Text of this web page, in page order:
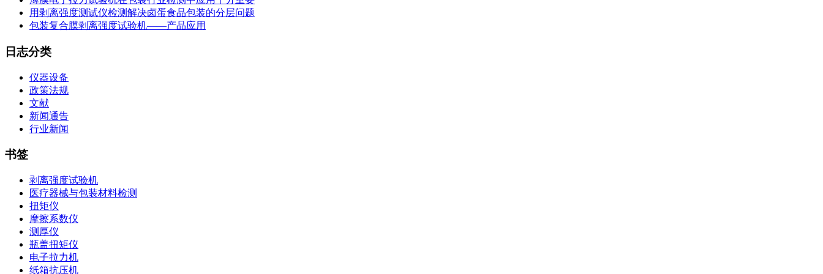
用剥离强度测试仪检测解决卤蛋食品包装的分层问题
包装复合膜剥离强度试验机——产品应用
日志分类
仪器设备
政策法规
文献
新闻通告
行业新闻
书签
剥离强度试验机
医疗器械与包装材料检测
扭矩仪
摩擦系数仪
测厚仪
瓶盖扭矩仪
电子拉力机
纸箱抗压机